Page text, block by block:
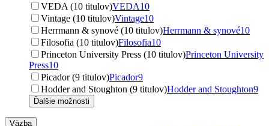
VEDA (10 titulov)VEDA10
Vintage (10 titulov)Vintage10
Herrmann & synové (10 titulov)Herrmann & synové10
Filosofia (10 titulov)Filosofia10
Princeton University Press (10 titulov)Princeton University
Press10
Picador (9 titulov)Picador9
Hodder and Stoughton (9 titulov)Hodder and Stoughton9
Ďalšie možnosti
Väzba